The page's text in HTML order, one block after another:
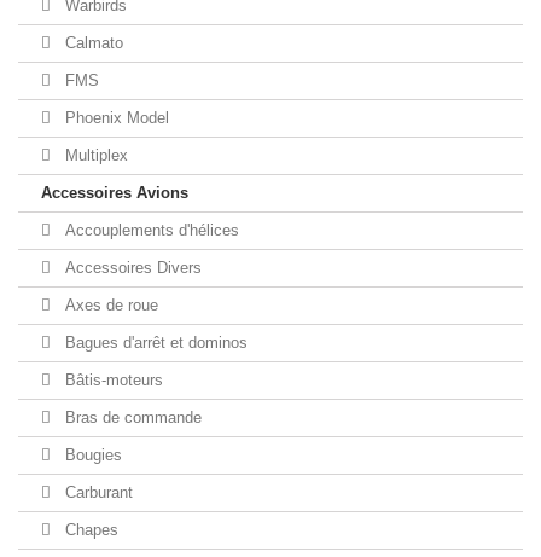
Warbirds
Calmato
FMS
Phoenix Model
Multiplex
Accessoires Avions
Accouplements d'hélices
Accessoires Divers
Axes de roue
Bagues d'arrêt et dominos
Bâtis-moteurs
Bras de commande
Bougies
Carburant
Chapes